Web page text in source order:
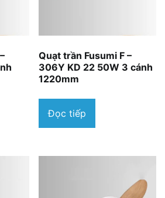
Quạt trần Fusumi F –
306Y KD 22 50W 3 cánh
1220mm
Đọc tiếp